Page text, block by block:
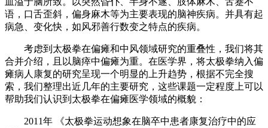
语，口舌歪斜，偏身麻木等为主要表现的脑神疾病。并具有起
病急、变化快，如风邪善行数变之特点的疾病。
考虑到太极拳在偏瘫和中风领域研究的重叠性，我们将其
合并介绍，且以脑瘁中偏瘫为重。在医学界，将太极拳纳入偏
瘫病人康复的研究呈现一个明显的上升趋势，根据不完全搜
索，我们整理出近几年的主要研究，这些课题一定程度上可以
帮助我们认识到太极拳在偏瘫医学领域的概貌：
2011年 《太极拳运动想象在脑卒中患者康复治疗中的应